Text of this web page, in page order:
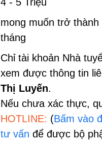
mong muốn trở
tháng
Chỉ tài khoản Nhà
xem được thông tin
Thị Luyến.
Nếu chưa xác thực,
HOTLINE: (Bấm vào
tư vấn để được bộ